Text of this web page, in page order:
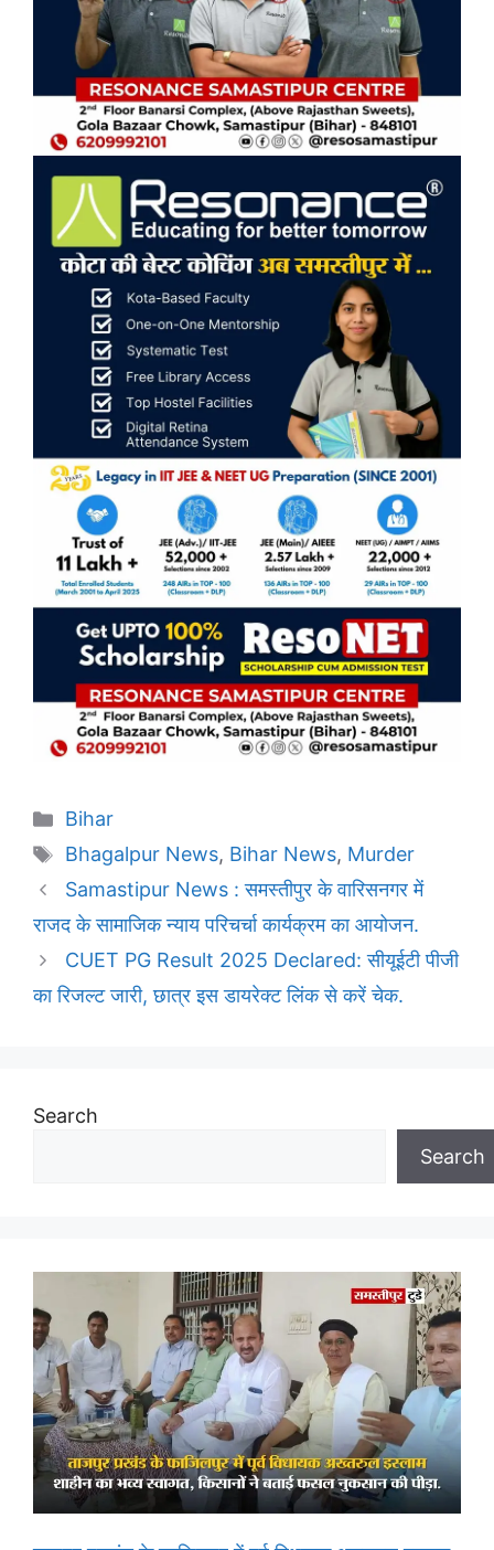
Categories
Bihar
Tags
Bhagalpur News, Bihar News, Murder
Samastipur News : समस्तीपुर के वारिसनगर में
राजद के सामाजिक न्याय परिचर्चा कार्यक्रम का आयोजन.
CUET PG Result 2025 Declared: सीयूईटी पीजी
का रिजल्ट जारी, छात्र इस डायरेक्ट लिंक से करें चेक.
Search
Search